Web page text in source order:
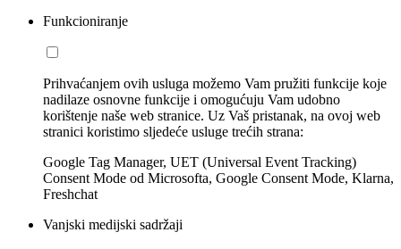
Funkcioniranje
Prihvaćanjem ovih usluga možemo Vam pružiti funkcije koje
nadilaze osnovne funkcije i omogućuju Vam udobno
korištenje naše web stranice. Uz Vaš pristanak, na ovoj web
stranici koristimo sljedeće usluge trećih strana:
Google Tag Manager, UET (Universal Event Tracking)
Consent Mode od Microsofta, Google Consent Mode, Klarna,
Freshchat
Vanjski medijski sadržaji